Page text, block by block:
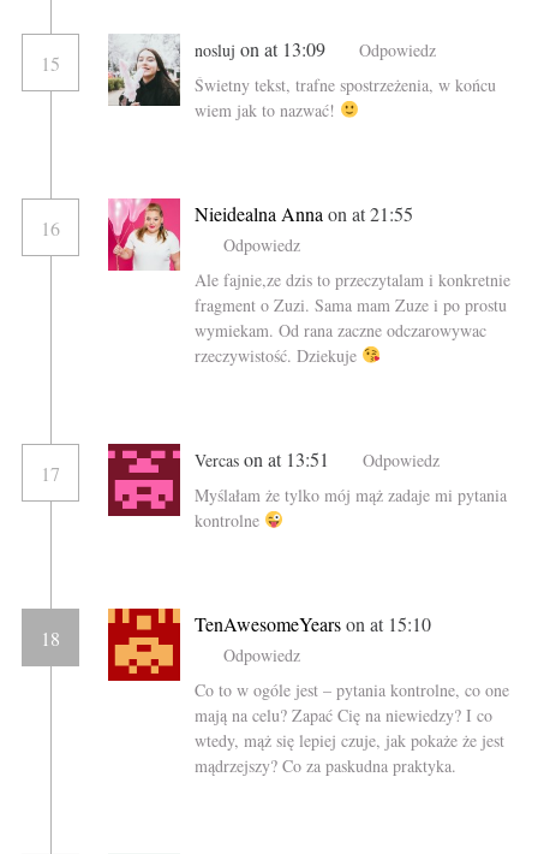
15
nosluj on at 13:09
Odpowiedz
Świetny tekst, trafne spostrzeżenia, w końcu
wiem jak to nazwać!
16
Nieidealna Anna on at 21:55
Odpowiedz
Ale fajnie,ze dzis to przeczytalam i konkretnie
fragment o Zuzi. Sama mam Zuze i po prostu
wymiekam. Od rana zaczne odczarowywac
rzeczywistość. Dziekuje
17
Vercas on at 13:51
Odpowiedz
Myślałam że tylko mój mąż zadaje mi pytania
kontrolne
18
TenAwesomeYearson at 15:10
Odpowiedz
Co to w ogóle jest – pytania kontrolne, co one
mają na celu? Zapać Cię na niewiedzy? I co
wtedy, mąż się lepiej czuje, jak pokaże że jest
mądrzejszy? Co za paskudna praktyka.